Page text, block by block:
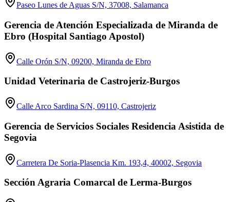
Paseo Lunes de Aguas S/N, 37008, Salamanca
Gerencia de Atención Especializada de Miranda de
Ebro (Hospital Santiago Apostol)
Calle Orón S/N, 09200, Miranda de Ebro
Unidad Veterinaria de Castrojeriz-Burgos
Calle Arco Sardina S/N, 09110, Castrojeriz
Gerencia de Servicios Sociales Residencia Asistida de
Segovia
Carretera De Soria-Plasencia Km. 193,4, 40002, Segovia
Sección Agraria Comarcal de Lerma-Burgos